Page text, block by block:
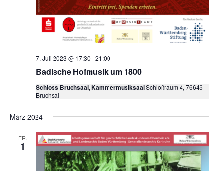
Badische Hofmusik um 1800
7. Juli 2023 @ 17:30 -21:00
Schloss Bruchsaal, KammermusiksaalSchloßraum 4, 76646
Bruchsal
März 2024
FR.
1